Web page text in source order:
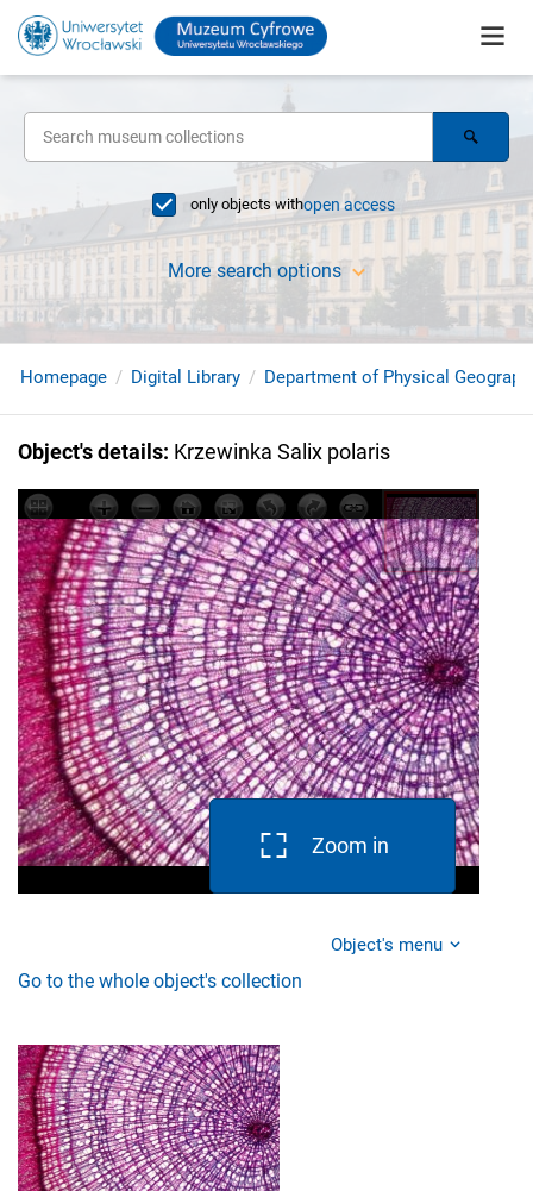
only objects withopen access
More search options
Homepage Digital Library Department of Physical
Object's details: Krzewinka Salix polaris
Zoom in
Object's menu
Go to the whole object's collection